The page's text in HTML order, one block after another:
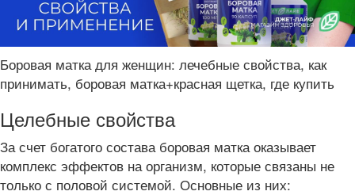
Боровая матка для женщин: лечебные свойства, как
принимать, боровая матка+красная щетка, где купить
Целебные свойства
За счет богатого состава боровая матка оказывает
комплекс эффектов на организм, которые связаны не
только с половой системой. Основные из них: